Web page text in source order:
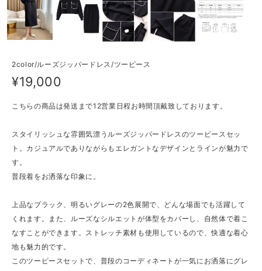
2color/ルーズジッパードレス/ツーピース
¥19,000
こちらの商品は発送まで12営業日程お時間頂戴致しております。
スタイリッシュな雰囲気漂うルーズジッパードレスのツーピースセッ
ト。カジュアルでありながらもエレガントなデザインとラインが魅力で
す。
普段着をお洒落な印象に。
上品なブラック、明るいグレーの2色展開で、どんな場面でも活躍して
くれます。また、ルーズなシルエットが体型をカバーし、自然体で着こ
なすことができます。ストレッチ素材も使用しているので、快適な着心
地も魅力的です。
このツーピースセットで、普段のコーディネートが一気にお洒落にグレ